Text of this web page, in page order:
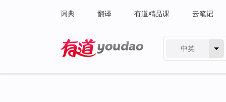
词典 翻译 有道精品课 云笔记
中英